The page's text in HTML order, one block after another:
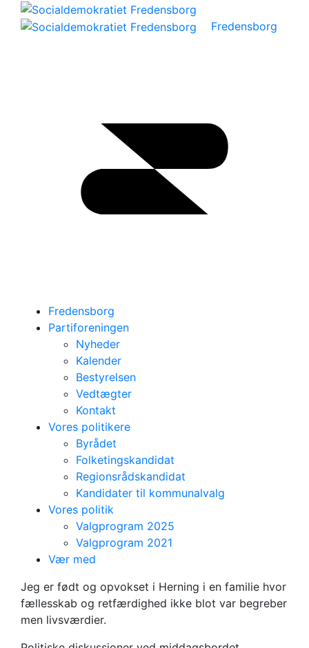
Fredensborg
Fredensborg
Partiforeningen
Nyheder
Kalender
Bestyrelsen
Vedtægter
Kontakt
Vores politikere
Byrådet
Folketingskandidat
Regionsrådskandidat
Kandidater til kommunalvalg
Vores politik
Valgprogram 2025
Valgprogram 2021
Vær med
Udvalgsformand
Charlotte Sander
Jeg er født og opvokset i Herning i en familie hvor
fællesskab og retfærdighed ikke blot var begreber
men livsværdier.